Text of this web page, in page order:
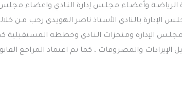
الرياضـة وأعضـاء مجلـس إدارة النـادي واعضاء
الإدارة بالنادي الأستاذ ناصر الهويـدي رحب